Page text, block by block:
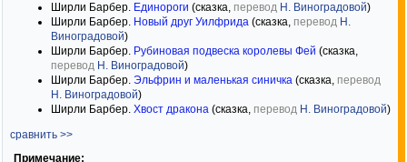
Ширли Барбер. Единороги (сказка, перевод Н. Виноградовой)
Ширли Барбер. Новый друг Уилфрида (сказка, перевод Н.
Виноградовой)
Ширли Барбер. Рубиновая подвеска королевы Фей (сказка,
перевод Н. Виноградовой)
Ширли Барбер. Эльфрин и маленькая синичка (сказка, перевод
Н. Виноградовой)
Ширли Барбер. Хвост дракона (сказка, перевод Н. Виноградовой)
сравнить >>
Примечание: